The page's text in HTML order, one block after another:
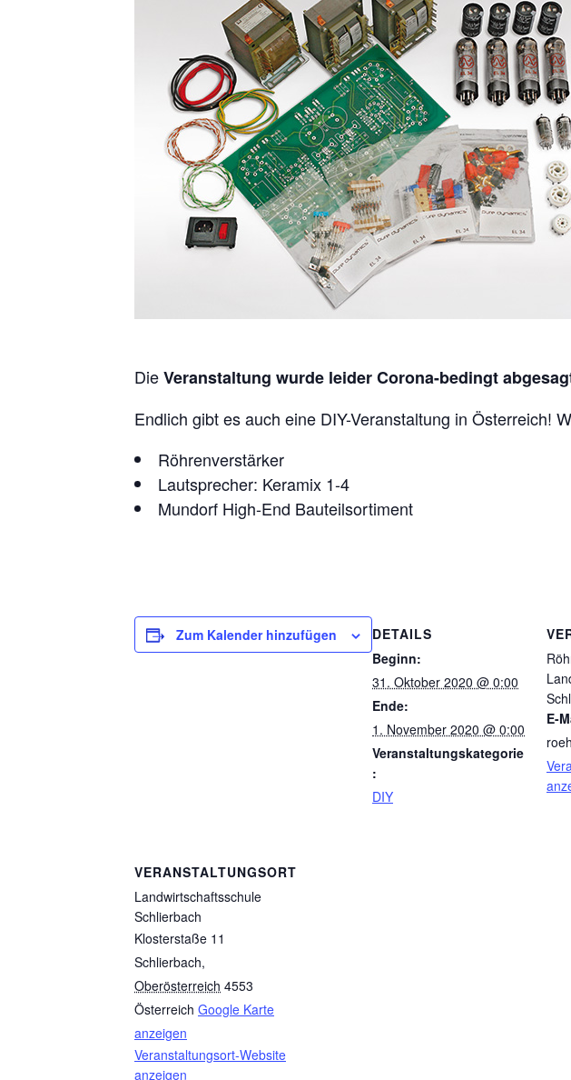
DieVeranstaltung wurde leider Corona-bedingt
Endlich gibt es auch eine DIY-Veranstaltung in Österreich!
Röhrenverstärker
Lautsprecher: Keramix 1-4
Mundorf High-End Bauteilsortiment
Zum Kalender hinzufügen
DETAILS
Beginn:
31. Oktober 2020 @ 0:00
Ende:
1. November 2020 @ 0:00
Veranstaltungskategorie
:
DIY
E-
VERANSTALTUNGSORT
Landwirtschaftsschule
Schlierbach
Klosterstaße 11
Schlierbach,
Oberösterreich 4553
Österreich Google Karte
anzeigen
Veranstaltungsort-Website
anzeigen